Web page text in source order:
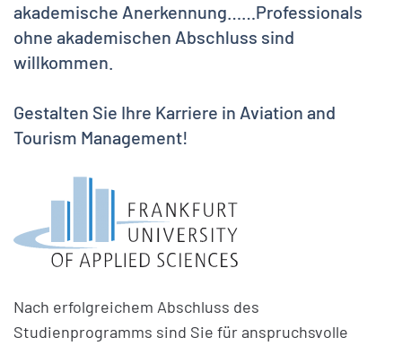
akademische Anerkennung……Professionals
ohne akademischen Abschluss sind
willkommen.
Gestalten Sie Ihre Karriere in Aviation and
Tourism Management!
Nach erfolgreichem Abschluss des
Studienprogramms sind Sie für anspruchsvolle